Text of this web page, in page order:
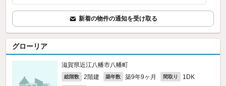
新着の物件の通知を受け取る
グローリア
滋賀県近江八幡市八幡町
総階数 2階建 築年数 築9年9ヶ月 間取り 1DK